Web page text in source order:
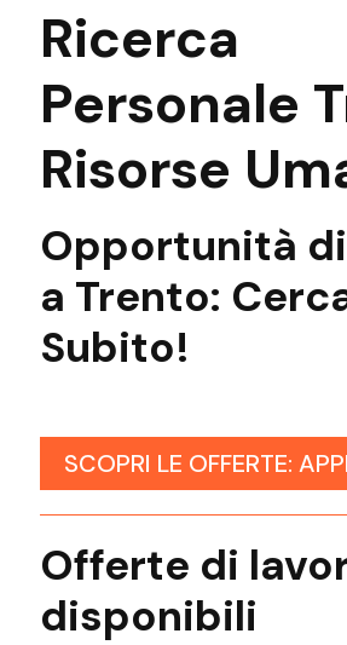
Ricerca
Personale
Risorse
Opportunità
a Trento:
Subito!
SCOPRI LE OFFERTE:
Offerte di
disponibili